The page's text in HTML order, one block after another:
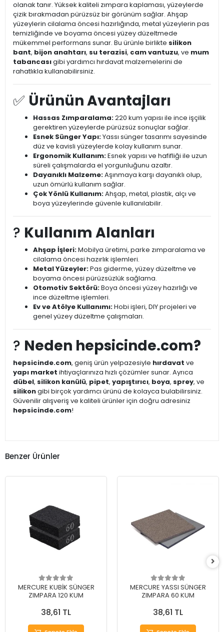
olanak tanır. Yüksek kaliteli zımpara kaplaması, yüzeylerde
çizik bırakmadan pürüzsüz bir görünüm sağlar. Ahşap
yüzeylerin cilalama öncesi hazırlığında, metal yüzeylerin pas
temizliğinde ve boyama öncesi yüzey düzeltmede
mükemmel performans sunar. Bu ürünle birlikte silikon
bant, bijon anahtarı, su terazisi, cam vantuzu, ve mum
tabancasıgibi yardımcı hırdavat malzemelerini de
rahatlıkla kullanabilirsiniz.
✅ Ürünün Avantajları
Hassas Zımparalama:220 kum yapısı ile ince işçilik
gerektiren yüzeylerde pürüzsüz sonuçlar sağlar.
Esnek Sünger Yapı:Yassı sünger tasarımı sayesinde
düz ve kavisli yüzeylerde kolay kullanım sunar.
Ergonomik Kullanım:Esnek yapısı ve hafifliği ile uzun
süreli çalışmalarda el yorgunluğunu azaltır.
Dayanıklı Malzeme:Aşınmaya karşı dayanıklı olup,
uzun ömürlü kullanım sağlar.
Çok Yönlü Kullanım:Ahşap, metal, plastik, alçı ve
boya yüzeylerinde güvenle kullanılabilir.
?️ Kullanım Alanları
Ahşap İşleri:Mobilya üretimi, parke zımparalama ve
cilalama öncesi hazırlık işlemleri.
Metal Yüzeyler:Pas giderme, yüzey düzeltme ve
boyama öncesi pürüzsüzlük sağlama.
Otomotiv Sektörü:Boya öncesi yüzey hazırlığı ve
ince düzeltme işlemleri.
Ev ve Atölye Kullanımı:Hobi işleri, DIY projeleri ve
genel yüzey düzeltme çalışmaları.
? Neden hepsicinde.com?
hepsicinde.com, geniş ürün yelpazesiyle hırdavat ve
yapı market ihtiyaçlarınıza hızlı çözümler sunar. Ayrıca
dübel, silikon kanülü, pipet, yapıştırıcı, boya, sprey, ve
silikongibi birçok yardımcı ürünü de kolayca bulabilirsiniz.
Güvenilir alışveriş ve kaliteli ürünler için doğru adresiniz
hepsicinde.com!
Benzer Ürünler
MERCURE KUBİK SÜNGER
ZIMPARA 120 KUM
38,61 TL
MERCURE YASSI SÜNGER
ZIMPARA 60 KUM
38,61 TL